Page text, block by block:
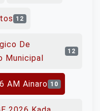
12
De
Municipal
12
AM Ainaro 10